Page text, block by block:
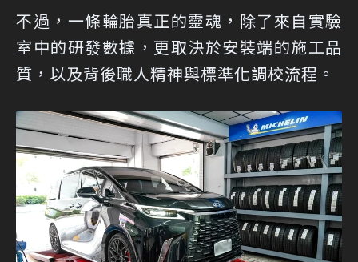
不過，一條輪胎真正的靈魂，除了來自實驗
室中的研發數據，更取決於安裝端的施工品
質，以及背後職人精神與標準化調校流程。